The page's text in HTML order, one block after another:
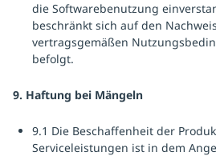
die Softwarebenutzung
beschränkt sich auf den
vertragsgemäßen
befolgt.
9. Haftung bei Mängeln
9.1 Die Beschaffenheit der
Serviceleistungen ist in dem